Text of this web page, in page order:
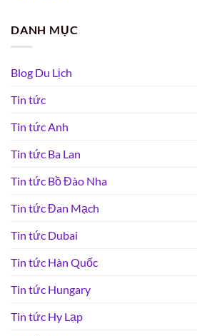
DANH MỤC
Blog Du Lịch
Tin tức
Tin tức Anh
Tin tức Ba Lan
Tin tức Bồ Đào Nha
Tin tức Đan Mạch
Tin tức Dubai
Tin tức Hàn Quốc
Tin tức Hungary
Tin tức Hy Lạp